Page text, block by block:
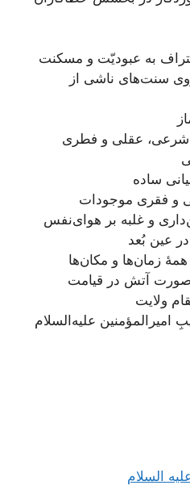
به عبودیّت و مسکنت
سنت‌های ناشی از
شرعی، عقلی و فطری
ساده
و فقری موجودات
و غلبه بر هوای‌نفس
عین بُعد
زمان‌ها و مکان‌ها
آتش در قیامت
ولایت
علیه‌السلام
السلام